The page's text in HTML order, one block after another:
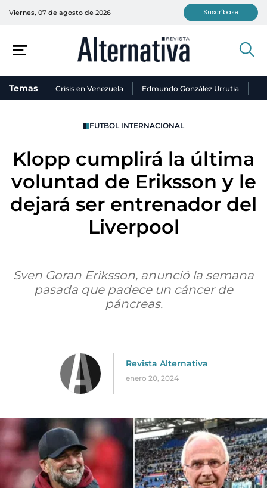
Viernes, 07 de agosto de 2026 Suscríbase
Temas Crisis en Venezuela Edmundo González Urrutia
FUTBOL INTERNACIONAL
Klopp cumplirá la última
voluntad de Eriksson y le
dejará ser entrenador del
Liverpool
Sven Goran Eriksson, anunció la semana
pasada que padece un cáncer de
páncreas.
Revista Alternativa
enero 20, 2024